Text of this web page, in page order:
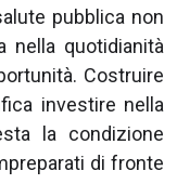
pubblica non
nella quotidianità
Costruire
investire nella
la condizione
di fronte